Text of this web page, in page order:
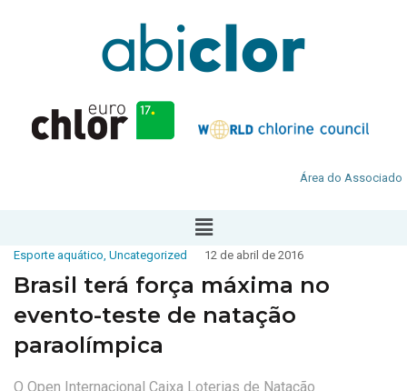
Área do Associado
Esporte aquático, Uncategorized 12 de abril de 2016
Brasil terá força máxima no
evento-teste de natação
paraolímpica
O Open Internacional Caixa Loterias de Natação